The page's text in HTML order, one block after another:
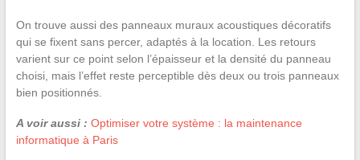
On trouve aussi des panneaux muraux acoustiques décoratifs
qui se fixent sans percer, adaptés à la location. Les retours
varient sur ce point selon l’épaisseur et la densité du panneau
choisi, mais l’effet reste perceptible dès deux ou trois panneaux
bien positionnés.
A voir aussi : Optimiser votre système : la maintenance
informatique à Paris